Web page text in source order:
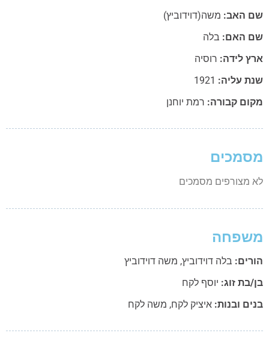
האב:משה(דוידוביץ)
האם:בלה
לידה:רוסיה
עליה:1921
קבורה:רמת יוחנן
מצורפים מסמכים
בלה דוידוביץ,משה דוידוביץ
בת זוג:יוסף לקח
ובנות:איציק לקח,משה לקח